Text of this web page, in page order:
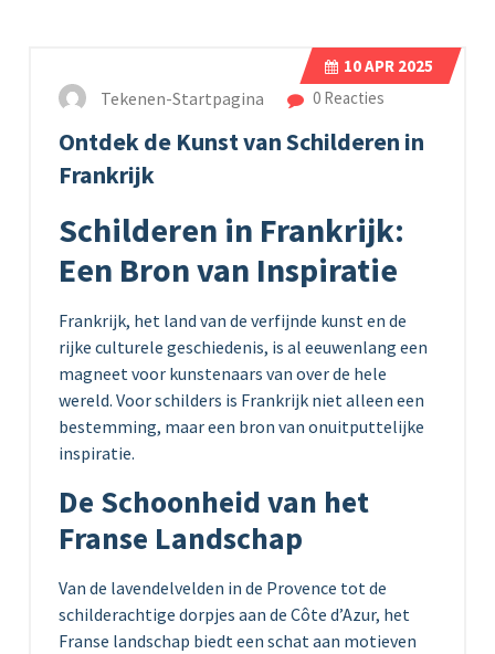
10APR 2025
Tekenen-Startpagina 0 Reacties
Ontdek de Kunst van Schilderen in
Frankrijk
Schilderen in Frankrijk:
Een Bron van Inspiratie
Frankrijk, het land van de verfijnde kunst en de
rijke culturele geschiedenis, is al eeuwenlang een
magneet voor kunstenaars van over de hele
wereld. Voor schilders is Frankrijk niet alleen een
bestemming, maar een bron van onuitputtelijke
inspiratie.
De Schoonheid van het
Franse Landschap
Van de lavendelvelden in de Provence tot de
schilderachtige dorpjes aan de Côte d’Azur, het
Franse landschap biedt een schat aan motieven